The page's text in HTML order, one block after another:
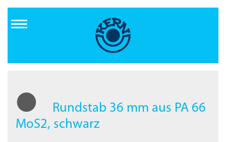
Inhalt
Rundstab 36 mm aus PA 66
MoS2, schwarz